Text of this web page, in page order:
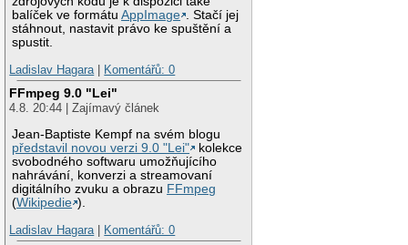
balíček ve formátuAppImage . Stačí jej
stáhnout, nastavit právo ke spuštění a
spustit.
Ladislav Hagara
Komentářů: 0
FFmpeg 9.0 "Lei"
4.8. 20:44 | Zajímavý článek
Jean-Baptiste Kempf na svém blogu
představil novou verzi 9.0 "Lei"
kolekce
svobodného softwaru umožňujícího
nahrávání, konverzi a streamovaní
digitálního zvuku a obrazu FFmpeg
(Wikipedie ).
Ladislav Hagara
Komentářů: 0